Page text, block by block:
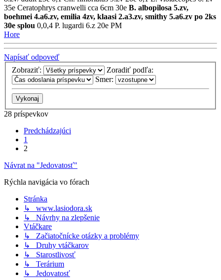
35e Ceratophrys cranwelli cca 6cm 30e B. albopilosa 5.zv,
boehmei 4.a6.zv, emilia 4zv, klaasi 2.a3.zv, smithy 5.a6.zv po 2ks
30e splou 0,0,4 P. lugardi 6.z 20e PM
Hore
Napísať odpoveď
Zobraziť:
Zoradiť podľa:
Smer:
28 príspevkov
Predchádzajúci
1
2
Návrat na "Jedovatosť"
Rýchla navigácia vo fórach
Stránka
↳ www.lasiodora.sk
↳ Návrhy na zlepšenie
Vtáčkare
↳ Začiatočnícke otázky a problémy
↳ Druhy vtáčkarov
↳ Starostlivosť
↳ Terárium
↳ Jedovatosť